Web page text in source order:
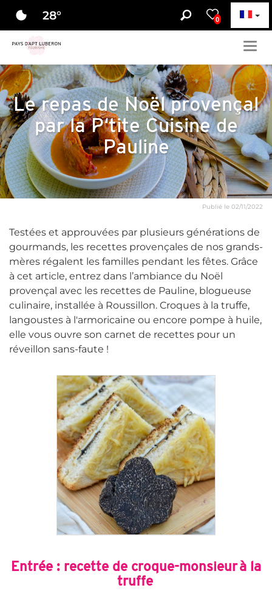
28° 0
Le repas de Noël provençal
par la P‘tite Cuisine de
Pauline
Publié le 02/11/2022
Testées et approuvées par plusieurs générations de
gourmands, les recettes provençales de nos grands-
mères régalent les familles pendant les fêtes. Grâce
à cet article, entrez dans l’ambiance du Noël
provençal avec les recettes de Pauline, blogueuse
culinaire, installée à Roussillon. Croques à la truffe,
langoustes à l'armoricaine ou encore pompe à huile,
elle vous ouvre son carnet de recettes pour un
réveillon sans-faute !
Entrée : recette de croque-monsieur à la
truffe